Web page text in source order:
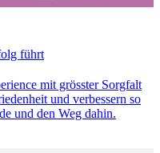
führt
mit grösster Sorgfalt
und verbessern so
und den Weg dahin.